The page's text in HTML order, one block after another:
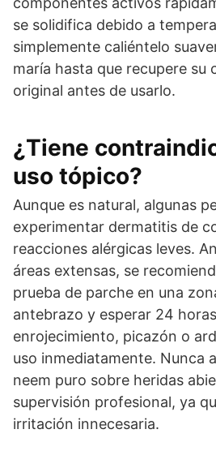
se solidifica debido a
simplemente caliéntelo
maría hasta que recupere su
original antes de usarlo.
¿Tiene
uso tópico?
Aunque es natural, algunas
experimentar dermatitis de
reacciones alérgicas leves.
áreas extensas, se
prueba de parche en una
antebrazo y esperar 24
enrojecimiento, picazón o
uso inmediatamente. Nunca
neem puro sobre heridas
supervisión profesional, ya
irritación innecesaria.